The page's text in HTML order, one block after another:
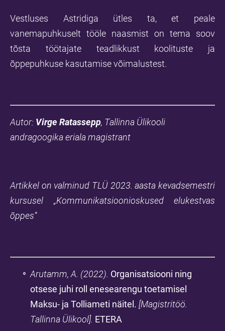
Vestluses Astridiga ütles ta, et peale
vanemapuhkuselt tööle naasmist on tema soov
tõsta töötajate teadlikkust koolituste ja
õppepuhkuse kasutamise võimalustest.
Autor: Virge Ratassepp, Tallinna Ülikooli
andragoogika eriala magistrant
Artikkel on valminud TLÜ 2023. aasta kevadsemestri
kursusel „Kommunikatsioonioskused elukestvas
õppes“
Arutamm, A. (2022). Organisatsiooni ning
otsese juhi roll enesearengu toetamisel
Maksu- ja Tolliameti näitel. [Magistritöö.
Tallinna Ülikool]. ETERA